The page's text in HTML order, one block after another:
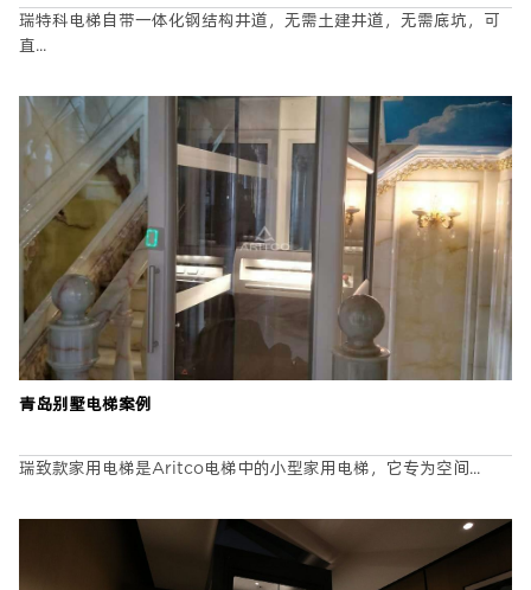
瑞特科电梯自带一体化钢结构井道，无需土建井道，无需底坑，可
直...
青岛别墅电梯案例
瑞致款家用电梯是Aritco电梯中的小型家用电梯，它专为空间...